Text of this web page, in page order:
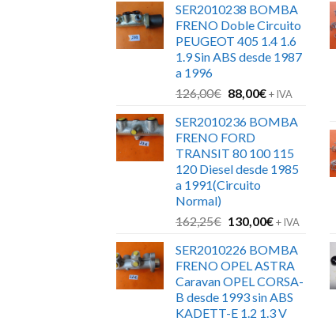
SER2010238 BOMBA
FRENO Doble Circuito
PEUGEOT 405 1.4 1.6
1.9 Sin ABS desde 1987
a 1996
126,00€ El
original
era:
126,00€.
88,00€El
actual
88,00€.
+ IVA
SER2010236 BOMBA
FRENO FORD
TRANSIT 80 100 115
120 Diesel desde 1985
a 1991(Circuito
Normal)
162,25€ El
original
era:
162,25€.
130,00€El
actual
es:
130,00€.
+ IVA
SER2010226 BOMBA
FRENO OPEL ASTRA
Caravan OPEL CORSA-
B desde 1993 sin ABS
KADETT-E 1.2 1.3 V